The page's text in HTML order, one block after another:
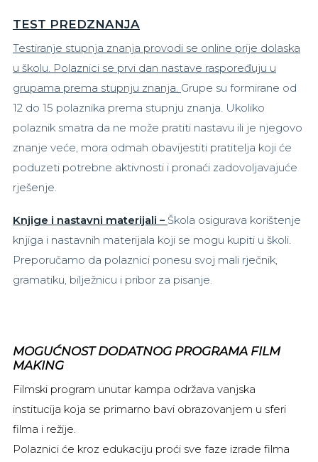
TEST PREDZNANJA
Testiranje stupnja znanja provodi se online prije dolaska
u školu. Polaznici se prvi dan nastave raspoređuju u
grupama prema stupnju znanja. Grupe su formirane od
12 do 15 polaznika prema stupnju znanja. Ukoliko
polaznik smatra da ne može pratiti nastavu ili je njegovo
znanje veće, mora odmah obavijestiti pratitelja koji će
poduzeti potrebne aktivnosti i pronaći zadovoljavajuće
rješenje.
Knjige i nastavni materijali – Škola osigurava korištenje
knjiga i nastavnih materijala koji se mogu kupiti u školi.
Preporučamo da polaznici ponesu svoj mali rječnik,
gramatiku, bilježnicu i pribor za pisanje.
MOGUĆNOST DODATNOG PROGRAMA FILM
MAKING
Filmski program unutar kampa održava vanjska
institucija koja se primarno bavi obrazovanjem u sferi
filma i režije.
Polaznici će kroz edukaciju proći sve faze izrade filma